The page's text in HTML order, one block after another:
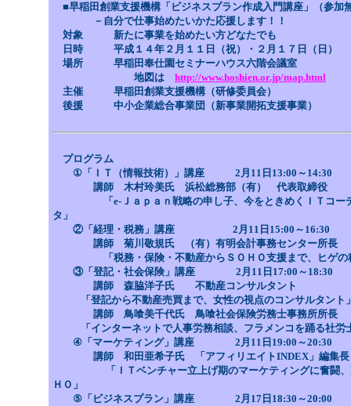
■早稲田創業支援機構「ビジネスプラン作成入門講座」（参加
－自分で仕事始めたいかた応援します！！
対象 新たに事業を始めたい方どなたでも
日時 平成１４年２月１１日（祝）・２月１７日（日）
場所 早稲田奉仕園セミナーハウス六階会議室
地図は http://www.hoshien.or.jp/map.html
主催 早稲田創業支援機構（研修委員会）
後援 中小企業総合事業団（新事業開拓支援事業）
プログラム
①「ＩＴ（情報技術）」講座 2月11日13:00～14:30
講師 木村玲美氏 浜松総務部（有） 代表取締役
「e-Ｊａｐａｎ戦略の申し子、今をときめくＩＴコー
タ」
②「経理・税務」講座 2月11日15:00～16:30
講師 菊川敬規氏 （有）有明会計事務センター所長
「税務・保険・不動産からＳＯＨＯ支援まで、ヒゲの
③「登記・社会保険」講座 2月11日17:00～18:30
講師 森脇洋子氏 不動産コンサルタント
「登記から不動産売買まで、女性の視点のコンサルタント
講師 鳥喰美千代氏 鳥喰社会保険労務士事務所所長
「インターネットで人事労務相談、フラメンコを踊る社労
④「マーケティング」講座 2月11日19:00～20:30
講師 和田亜希子氏 「アフィリエイトINDEX」編集長
「ＩＴベンチャー立上げ期のマーケティングに奮闘、
ＨＯ」
⑤「ビジネスプラン」講座 2月17日18:30～20:00